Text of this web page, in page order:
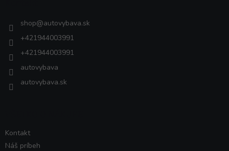
shop@autovybava.sk
+421944003991
+421944003991
autovybava
autovybava.sk
Kontakt
Náš príbeh